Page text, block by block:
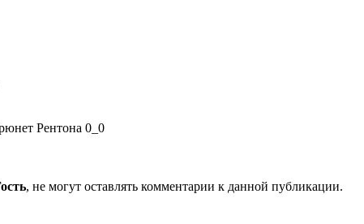
Рентона 0_0
, не могут оставлять комментарии к данной публикации.